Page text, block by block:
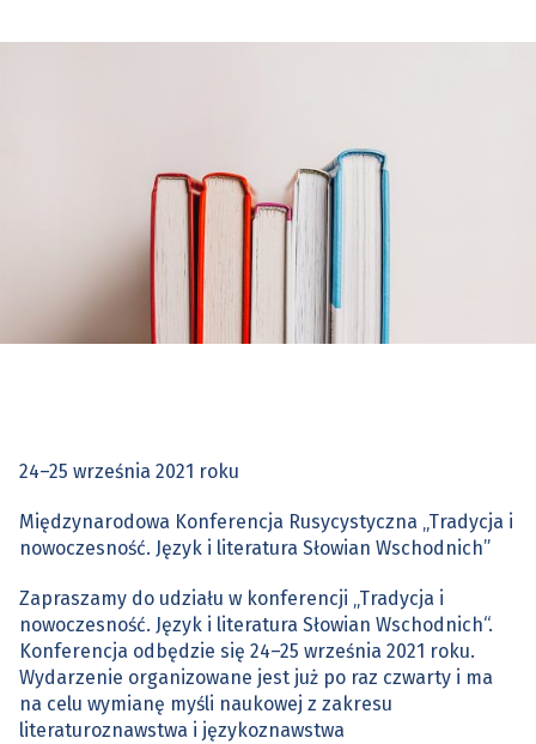
24–25 września 2021 roku
Międzynarodowa Konferencja Rusycystyczna „Tradycja i
nowoczesność. Język i literatura Słowian Wschodnich”
Zapraszamy do udziału w konferencji „Tradycja i
nowoczesność. Język i literatura Słowian Wschodnich“.
Konferencja odbędzie się 24–25 września 2021 roku.
Wydarzenie organizowane jest już po raz czwarty i ma
na celu wymianę myśli naukowej z zakresu
literaturoznawstwa i językoznawstwa